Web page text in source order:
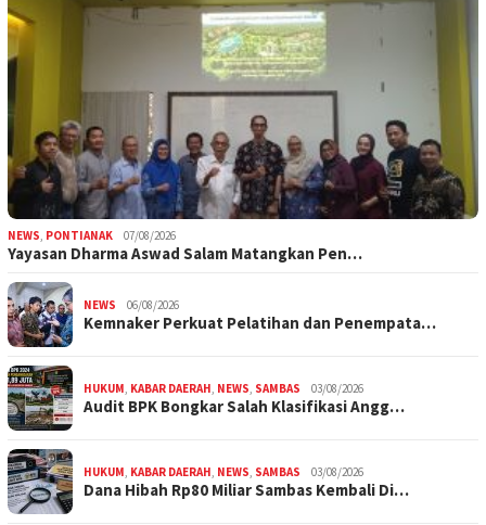
NEWS, PONTIANAK 07/08/2026
Yayasan Dharma Aswad Salam Matangkan Pen…
NEWS 06/08/2026
Kemnaker Perkuat Pelatihan dan Penempata…
HUKUM, KABAR DAERAH, NEWS, SAMBAS 03/08/2026
Audit BPK Bongkar Salah Klasifikasi Angg…
HUKUM, KABAR DAERAH, NEWS, SAMBAS 03/08/2026
Dana Hibah Rp80 Miliar Sambas Kembali Di…